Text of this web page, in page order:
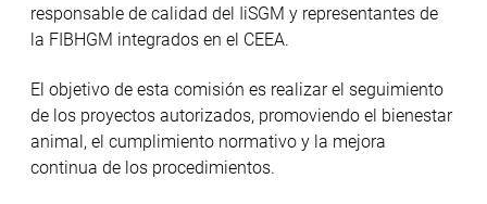
responsable de calidad del IiSGM y representantes de
la FIBHGM integrados en el CEEA.
El objetivo de esta comisión es realizar el seguimiento
de los proyectos autorizados, promoviendo el bienestar
animal, el cumplimiento normativo y la mejora
continua de los procedimientos.